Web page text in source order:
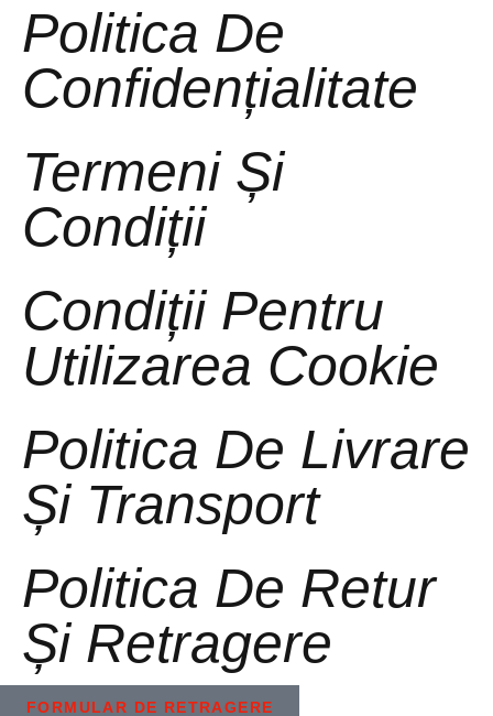
Politica De
Confidențialitate
Termeni Și
Condiții
Condiții Pentru
Utilizarea Cookie
Politica De Livrare
Și Transport
Politica De Retur
Și Retragere
FORMULAR DE RETRAGERE